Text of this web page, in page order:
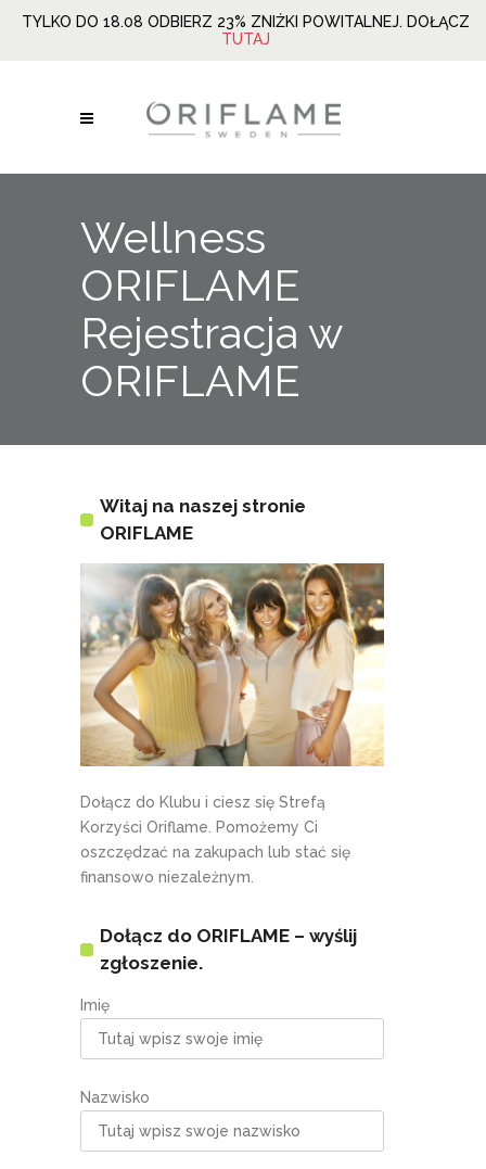
TYLKO DO 18.08 ODBIERZ 23% ZNIŻKI POWITALNEJ. DOŁĄCZ
TUTAJ
Wellness
ORIFLAME
Rejestracja w
ORIFLAME
Witaj na naszej stronie
ORIFLAME
Dołącz do Klubu i ciesz się Strefą
Korzyści Oriflame. Pomożemy Ci
oszczędzać na zakupach lub stać się
finansowo niezależnym.
Dołącz do ORIFLAME – wyślij
zgłoszenie.
Imię
Nazwisko